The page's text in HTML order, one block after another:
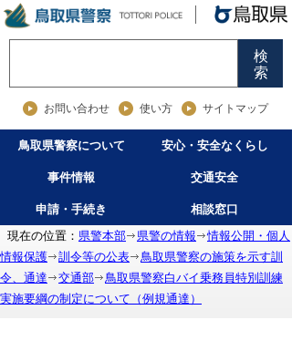
検
索
お問い合わせ 使い方 サイトマップ
鳥取県警察について 安心・安全なくらし
事件情報 交通安全
申請・手続き
相談窓口
現在の位置： 県警本部 県警の情報
情報公開・個人
情報保護
訓令等の公表
鳥取県警察の施策を示す訓
令、通達
交通部
鳥取県警察白バイ乗務員特別訓練
実施要綱の制定について（例規通達）